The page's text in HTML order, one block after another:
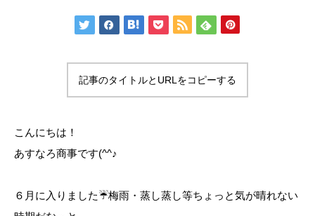
記事のタイトルとURLをコピーする
こんにちは！
あすなろ商事です(^^♪
６月に入りました☔梅雨・蒸し蒸し等ちょっと気が晴れない